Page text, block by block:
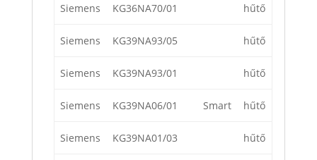
Siemens KG36NA70/01 hűtő
Siemens KG39NA93/05 hűtő
Siemens KG39NA93/01 hűtő
Siemens KG39NA06/01 Smart hűtő
Siemens KG39NA01/03 hűtő